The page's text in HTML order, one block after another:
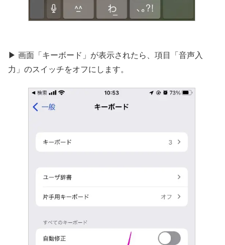
▶︎ 画面「キーボード」が表示されたら、項目「音声入
力」のスイッチをオフにします。